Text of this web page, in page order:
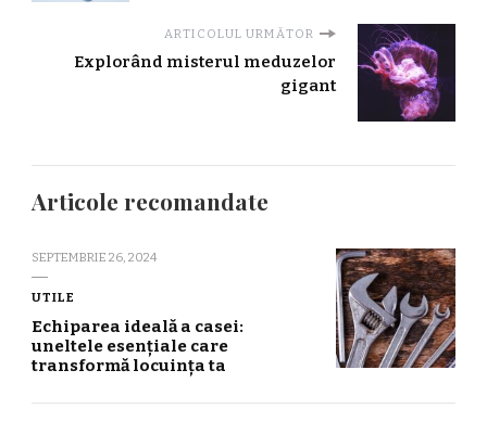
ARTICOLUL URMĂTOR
Explorând misterul meduzelor
gigant
Articole recomandate
SEPTEMBRIE 26, 2024
UTILE
Echiparea ideală a casei:
uneltele esențiale care
transformă locuința ta